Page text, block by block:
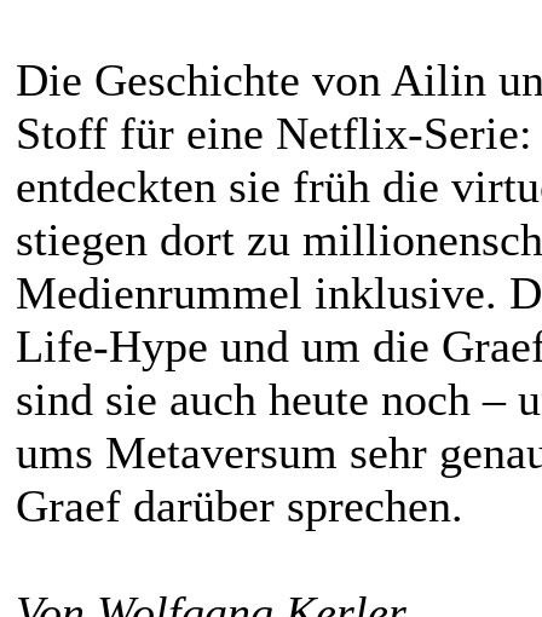
Die Geschichte von Ailin
Stoff für eine Netflix-
entdeckten sie früh die
stiegen dort zu
Medienrummel inklusive.
Life-Hype und um die
sind sie auch heute noch –
ums Metaversum sehr
Graef darüber sprechen.